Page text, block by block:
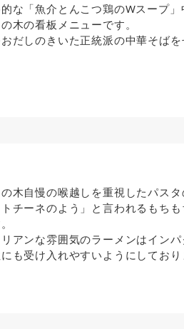
な「魚介とんこつ鶏のWスープ」
木の看板メニューです。
だしのきいた正統派の中華そばを
の木自慢の喉越しを重視したパス
トチーネのよう」と言われるもち
アンな雰囲気のラーメンはインパ
も受け入れやすいようにしており